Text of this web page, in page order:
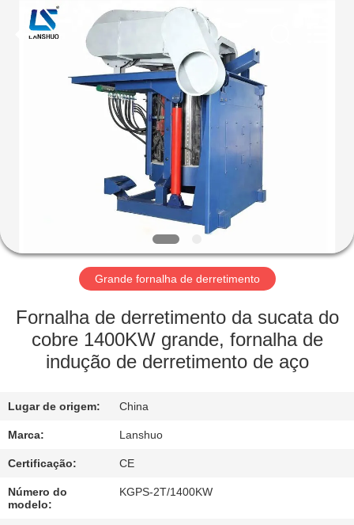
PRODUTOS
EXCURSÃO
FÁBRICA
CONTROLE
QUALIDADE
CONTACTE-
NOS
Zhengzhou
Lanshuo
Electronics
Grande fornalha de derretimento
Fornalha de derretimento da sucata do
cobre 1400KW grande, fornalha de
indução de derretimento de aço
Lugar de origem: China
Marca: Lanshuo
Certificação: CE
Número do
modelo:
KGPS-2T/1400KW